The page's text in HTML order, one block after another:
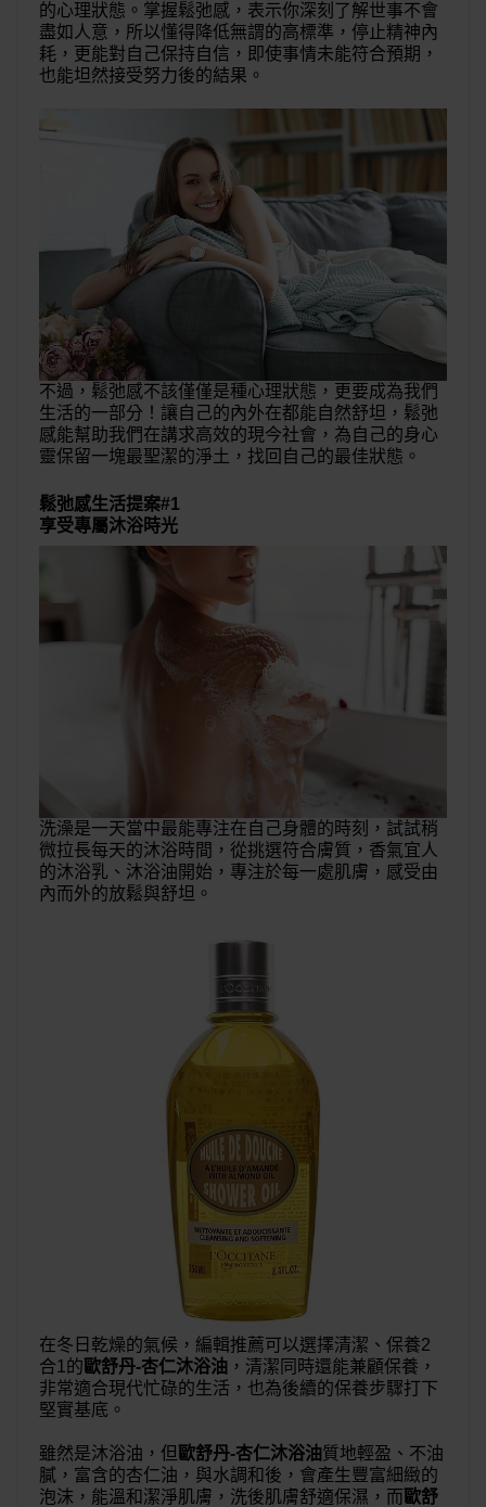
的心理狀態。掌握鬆弛感，表示你深刻了解世事不會
盡如人意，所以懂得降低無謂的高標準，停止精神內
耗，更能對自己保持自信，即使事情未能符合預期，
也能坦然接受努力後的結果。
不過，鬆弛感不該僅僅是種心理狀態，更要成為我們
生活的一部分！讓自己的內外在都能自然舒坦，鬆弛
感能幫助我們在講求高效的現今社會，為自己的身心
靈保留一塊最聖潔的淨土，找回自己的最佳狀態。
鬆弛感生活提案#1
享受專屬沐浴時光
洗澡是一天當中最能專注在自己身體的時刻，試試稍
微拉長每天的沐浴時間，從挑選符合膚質，香氣宜人
的沐浴乳、沐浴油開始，專注於每一處肌膚，感受由
內而外的放鬆與舒坦。
在冬日乾燥的氣候，編輯推薦可以選擇清潔、保養2
合1的 歐舒丹-杏仁沐浴油 ，清潔同時還能兼顧保養，
非常適合現代忙碌的生活，也為後續的保養步驟打下
堅實基底。
雖然是沐浴油，但 歐舒丹-杏仁沐浴油質地輕盈、不油
膩，富含的杏仁油，與水調和後，會產生豐富細緻的
泡沫，能溫和潔淨肌膚，洗後肌膚舒適保濕，而 歐舒